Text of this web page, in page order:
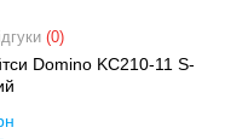
(0)
Domino KC210-11 S-